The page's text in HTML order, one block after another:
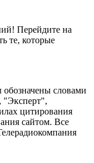
Перейдите на
те, которые
словами
"Эксперт",
цитирования
сайтом. Все